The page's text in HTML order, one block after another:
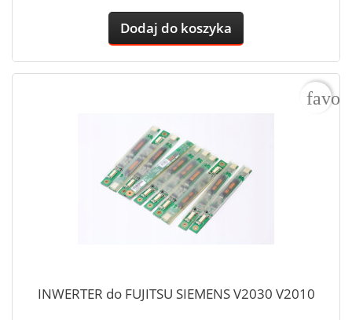
Dodaj do koszyka
INWERTER do FUJITSU SIEMENS V2030 V2010